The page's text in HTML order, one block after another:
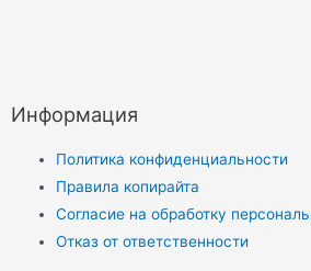
Информация
Политика конфиденциальности
Правила копирайта
Согласие на обработку
Отказ от ответственности